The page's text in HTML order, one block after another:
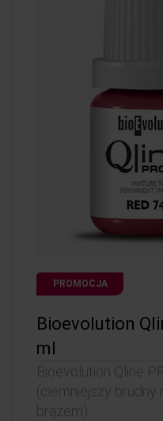
PROMOCJA
Bioevolution
ml
Bioevolution Qline
(ciemniejszy
brązem)